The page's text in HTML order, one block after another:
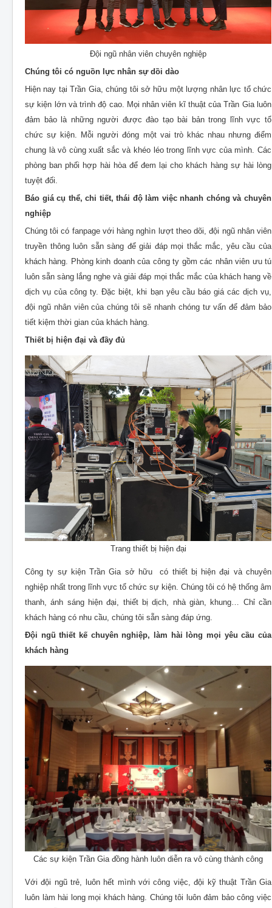
Đội ngũ nhân viên chuyên nghiệp
Chúng tôi có nguồn lực nhân sự dồi dào
Hiện nay tại Trần Gia, chúng tôi sở hữu một lượng nhân lực tổ chức
sự kiện lớn và trình độ cao. Mọi nhân viên kĩ thuật của Trần Gia luôn
đảm bảo là những người được đào tạo bài bản trong lĩnh vực tổ
chức sự kiện. Mỗi người đóng một vai trò khác nhau nhưng điểm
chung là vô cùng xuất sắc và khéo léo trong lĩnh vực của mình. Các
phòng ban phối hợp hài hòa để đem lại cho khách hàng sự hài lòng
tuyệt đối.
Báo giá cụ thể, chi tiết, thái độ làm việc nhanh chóng và chuyên
nghiệp
Chúng tôi có fanpage với hàng nghìn lượt theo dõi, đội ngũ nhân viên
truyền thông luôn sẵn sàng để giải đáp mọi thắc mắc, yêu cầu của
khách hàng. Phòng kinh doanh của công ty gồm các nhân viên ưu tú
luôn sẵn sàng lắng nghe và giải đáp mọi thắc mắc của khách hang về
dịch vụ của công ty. Đặc biệt, khi bạn yêu cầu báo giá các dịch vụ,
đội ngũ nhân viên của chúng tôi sẽ nhanh chóng tư vấn để đảm bảo
tiết kiệm thời gian của khách hàng.
Thiết bị hiện đại và đầy đủ
Trang thiết bị hiện đại
Công ty sự kiện Trần Gia sở hữu có thiết bị hiện đại và chuyên
nghiệp nhất trong lĩnh vực tổ chức sự kiện. Chúng tôi có hệ thống âm
thanh, ánh sáng hiện đại, thiết bị dịch, nhà giàn, khung… Chỉ cần
khách hàng có nhu cầu, chúng tôi sẵn sàng đáp ứng.
Đội ngũ thiết kế chuyên nghiệp, làm hài lòng mọi yêu cầu của
khách hàng
Các sự kiện Trần Gia đồng hành luôn diễn ra vô cùng thành công
Với đội ngũ trẻ, luôn hết mình với công việc, đội kỹ thuật Trần Gia
luôn làm hài long mọi khách hàng. Chúng tôi luôn đảm bảo công việc